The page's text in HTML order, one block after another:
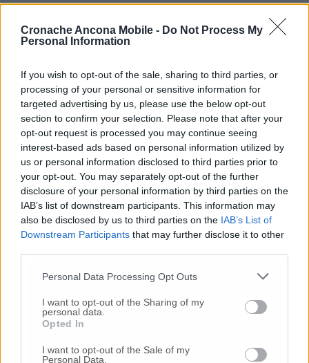
Cronache Ancona Mobile - Do Not Process My
Personal Information
If you wish to opt-out of the sale, sharing to third parties, or
processing of your personal or sensitive information for
targeted advertising by us, please use the below opt-out
section to confirm your selection. Please note that after your
opt-out request is processed you may continue seeing
interest-based ads based on personal information utilized by
us or personal information disclosed to third parties prior to
your opt-out. You may separately opt-out of the further
disclosure of your personal information by third parties on the
IAB’s list of downstream participants. This information may
also be disclosed by us to third parties on the IAB’s List of
Downstream Participants that may further disclose it to other
Personal Data Processing Opt Outs
I want to opt-out of the Sharing of my
personal data.
Opted In
I want to opt-out of the Sale of my
Personal Data.
prima la lite, poi la furia col coltello
10 Lug-Femminicidio a Loreto.
(Foto-Video)
26 Lug-Scontro tra auto e moto a Numana:
gravissimo un centauroin eliambulanza a Torrette
24 Lug- Maltrattamenti all’asilo, parla il sindaco:
«Notifica arrivata in mattinata,anche i miei figli
sono andati lì»
2 Ago-Fermato col taser,muore in ospedale dopo un
inseguimento.Indagini in corso per accertare le
cause
16 Lug-Tragedia a Marzocca,donna travolta e uccisa
da un treno(Foto)
-Malore in casa, muoreil professore Pino Attili
-«Le urla e il pianto di mia madre al telefono:
“L’ha uccisa. Corri. Prendi l’aereo”
Così ho saputo della
morte di mia sorella»
-Cordoglio a Fabriano per la scomparsa